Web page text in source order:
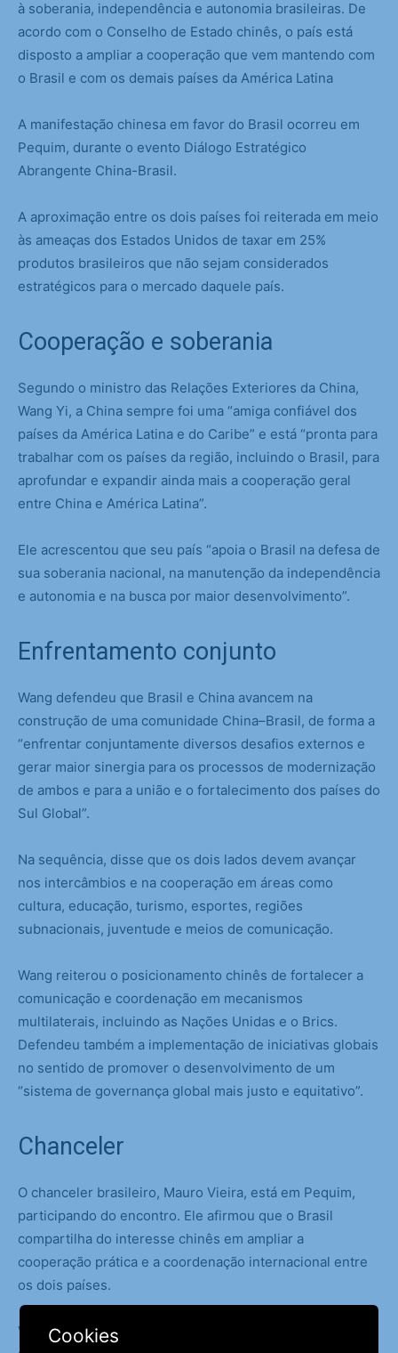
à soberania, independência e autonomia brasileiras. De
acordo com o Conselho de Estado chinês, o país está
disposto a ampliar a cooperação que vem mantendo com
o Brasil e com os demais países da América Latina
A manifestação chinesa em favor do Brasil ocorreu em
Pequim, durante o evento Diálogo Estratégico
Abrangente China-Brasil.
A aproximação entre os dois países foi reiterada em meio
às ameaças dos Estados Unidos de taxar em 25%
produtos brasileiros que não sejam considerados
estratégicos para o mercado daquele país.
Cooperação e soberania
Segundo o ministro das Relações Exteriores da China,
Wang Yi, a China sempre foi uma “amiga confiável dos
países da América Latina e do Caribe” e está “pronta para
trabalhar com os países da região, incluindo o Brasil, para
aprofundar e expandir ainda mais a cooperação geral
entre China e América Latina”.
Ele acrescentou que seu país “apoia o Brasil na defesa de
sua soberania nacional, na manutenção da independência
e autonomia e na busca por maior desenvolvimento”.
Enfrentamento conjunto
Wang defendeu que Brasil e China avancem na
construção de uma comunidade China–Brasil, de forma a
“enfrentar conjuntamente diversos desafios externos e
gerar maior sinergia para os processos de modernização
de ambos e para a união e o fortalecimento dos países do
Sul Global”.
Na sequência, disse que os dois lados devem avançar
nos intercâmbios e na cooperação em áreas como
cultura, educação, turismo, esportes, regiões
subnacionais, juventude e meios de comunicação.
Wang reiterou o posicionamento chinês de fortalecer a
comunicação e coordenação em mecanismos
multilaterais, incluindo as Nações Unidas e o Brics.
Defendeu também a implementação de iniciativas globais
no sentido de promover o desenvolvimento de um
“sistema de governança global mais justo e equitativo”.
Chanceler
O chanceler brasileiro, Mauro Vieira, está em Pequim,
participando do encontro. Ele afirmou que o Brasil
compartilha do interesse chinês em ampliar a
cooperação prática e a coordenação internacional entre
os dois países.
Vieira disse ainda que o Brasil continuará a aderir ao
Cookies